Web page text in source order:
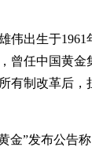
伟出生于
曾任中国黄
有制改革后
金”发布公告